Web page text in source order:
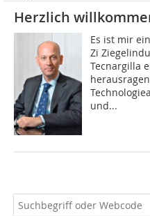
Herzlich
Es ist mir
Zi
Tecnargilla
und...